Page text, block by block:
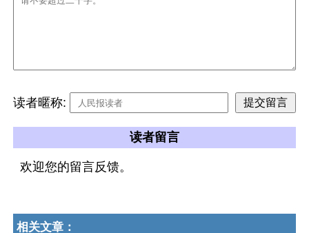
读者暱称:
读者留言
欢迎您的留言反馈。
相关文章：